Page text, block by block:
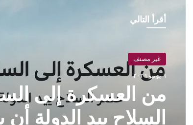
أقرأ التالي
غير مصنف
٦ يونيو ٢٠٢٦
من العسكرة إلى